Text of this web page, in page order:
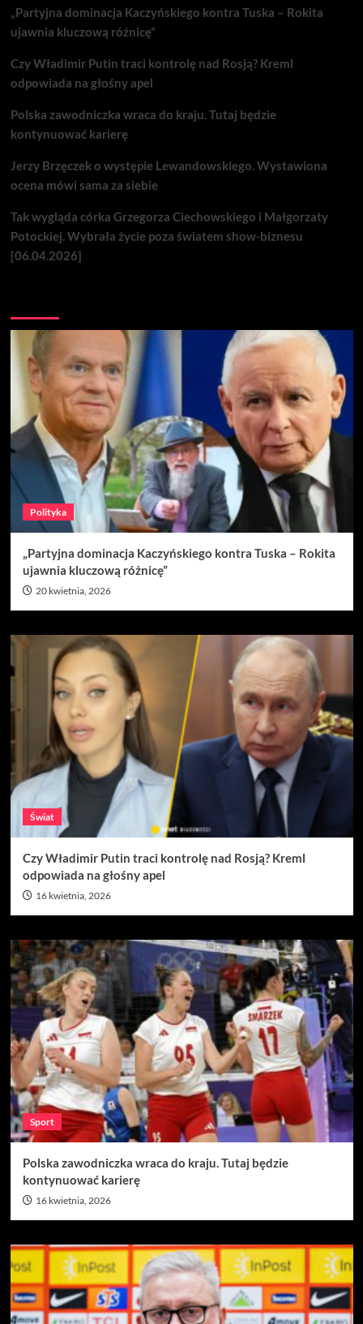
„Partyjna dominacja Kaczyńskiego kontra Tuska – Rokita
ujawnia kluczową różnicę”
Czy Władimir Putin traci kontrolę nad Rosją? Kreml
odpowiada na głośny apel
Polska zawodniczka wraca do kraju. Tutaj będzie
kontynuować karierę
Jerzy Brzęczek o występie Lewandowskiego. Wystawiona
ocena mówi sama za siebie
Tak wygląda córka Grzegorza Ciechowskiego i Małgorzaty
Potockiej. Wybrała życie poza światem show-biznesu
[06.04.2026]
Polityka
„Partyjna dominacja Kaczyńskiego kontra Tuska – Rokita
ujawnia kluczową różnicę”
20 kwietnia, 2026
Świat
Czy Władimir Putin traci kontrolę nad Rosją? Kreml
odpowiada na głośny apel
16 kwietnia, 2026
Sport
Polska zawodniczka wraca do kraju. Tutaj będzie
kontynuować karierę
16 kwietnia, 2026